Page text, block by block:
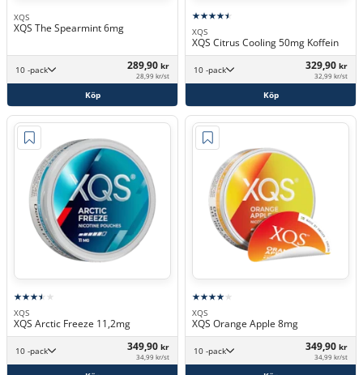
XQS
XQS The Spearmint 6mg
10 -pack 289,90 kr
28,99 kr/st
Köp
XQS
XQS Citrus Cooling 50mg Koffein
10 -pack 329,90 kr
32,99 kr/st
Köp
XQS
XQS Arctic Freeze 11,2mg
10 -pack 349,90 kr
34,99 kr/st
XQS
XQS Orange Apple 8mg
10 -pack 349,90 kr
34,99 kr/st